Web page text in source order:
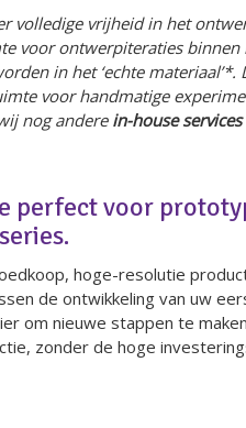
volledige vrijheid in het
voor ontwerpiteraties binnen
in het ‘echte
voor handmatige
nog anderein-house services
perfect voor
hoge-resolutie
de ontwikkeling van uw
om nieuwe stappen te
zonder de hoge